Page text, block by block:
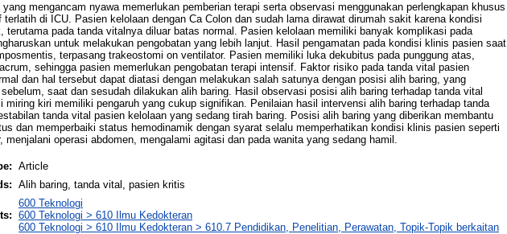
mengancam nyawa memerlukan pemberian terapi serta observasi menggunakan perlengkapan khusus
di ICU. Pasien kelolaan dengan Ca Colon dan sudah lama dirawat dirumah sakit karena kondisi
terutama pada tanda vitalnya diluar batas normal. Pasien kelolaan memiliki banyak komplikasi pada
untuk melakukan pengobatan yang lebih lanjut. Hasil pengamatan pada kondisi klinis pasien saat
terpasang trakeostomi on ventilator. Pasien memiliki luka dekubitus pada punggung atas,
sehingga pasien memerlukan pengobatan terapi intensif. Faktor risiko pada tanda vital pasien
dan hal tersebut dapat diatasi dengan melakukan salah satunya dengan posisi alih baring, yang
saat dan sesudah dilakukan alih baring. Hasil observasi posisi alih baring terhadap tanda vital
miring kiri memiliki pengaruh yang cukup signifikan. Penilaian hasil intervensi alih baring terhadap tanda
tanda vital pasien kelolaan yang sedang tirah baring. Posisi alih baring yang diberikan membantu
dan memperbaiki status hemodinamik dengan syarat selalu memperhatikan kondisi klinis pasien seperti
menjalani operasi abdomen, mengalami agitasi dan pada wanita yang sedang hamil.
Article
Alih baring, tanda vital, pasien kritis
600 Teknologi
600 Teknologi > 610 Ilmu Kedokteran
600 Teknologi > 610 Ilmu Kedokteran > 610.7 Pendidikan, Penelitian, Perawatan, Topik-Topik berkaitan